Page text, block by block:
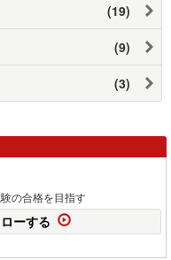
(19)
(9)
(3)
の合格を目指す
ーする